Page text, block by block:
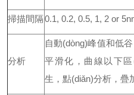
掃描間隔0.1, 0.2, 0.5, 1, 2 or
分析
自動(dòng)峰值和低谷，
平滑化，曲線以下區
生，點(diǎn)分析，疊